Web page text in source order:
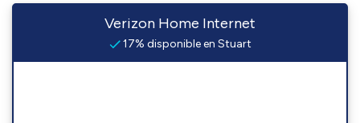
Verizon Home Internet
17% disponible en Stuart